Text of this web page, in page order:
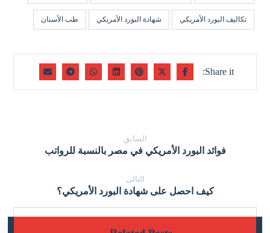
تكاليف البورد الأمريكي شهادة البورد الأمريكي طب الأسنان
السابق
فوائد البورد الأمريكي في مصر بالنسبة للرواتب
التالى
كيف احصل على شهادة البورد الأمريكي؟